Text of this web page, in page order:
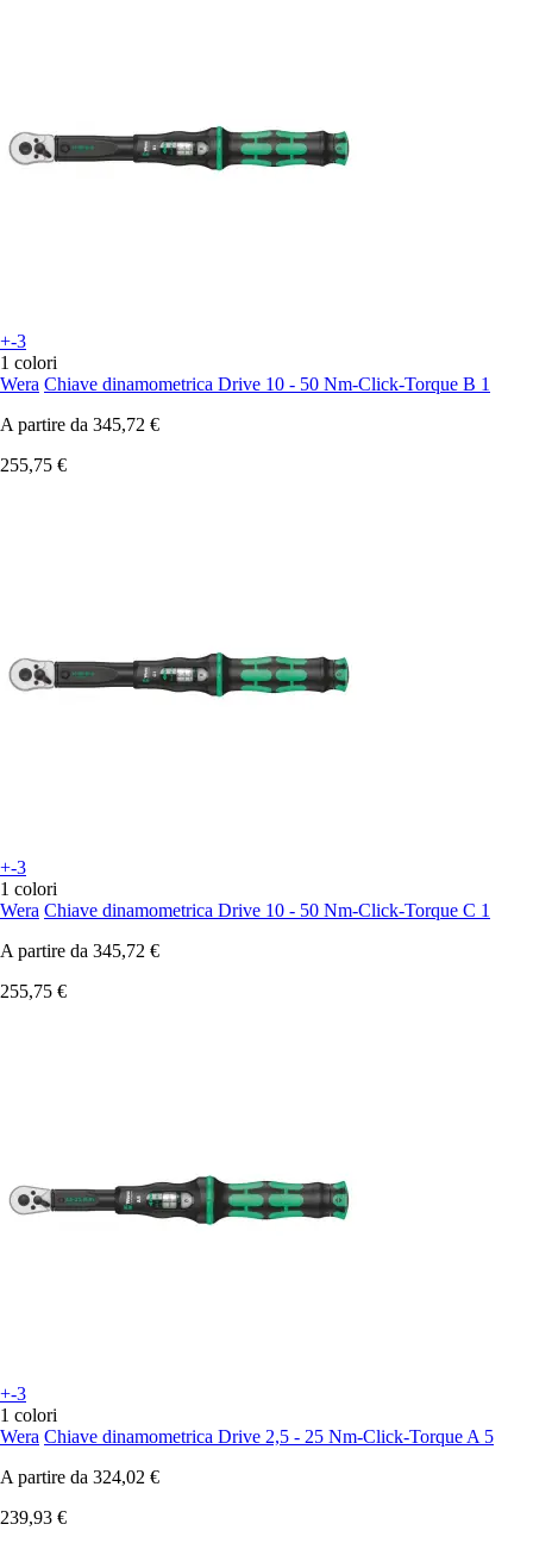
+-3
1 colori
Wera Chiave dinamometrica Drive 10 - 50 Nm-Click-Torque B 1
A partire da 345,72 €
255,75 €
+-3
1 colori
Wera Chiave dinamometrica Drive 10 - 50 Nm-Click-Torque C 1
A partire da 345,72 €
255,75 €
+-3
1 colori
Wera Chiave dinamometrica Drive 2,5 - 25 Nm-Click-Torque A 5
A partire da 324,02 €
239,93 €